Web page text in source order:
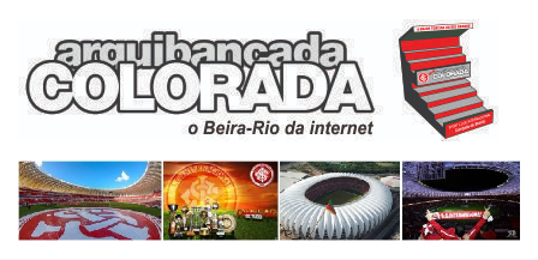
content
Arquibancada Colorada